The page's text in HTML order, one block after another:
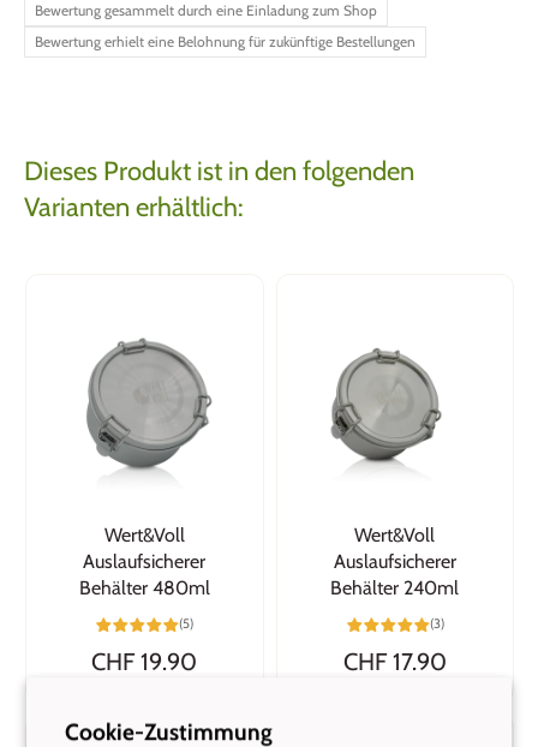
Cookie-Zustimmung
Bewertung gesammelt durch eine Einladung zum Shop
Bewertung erhielt eine Belohnung für zukünftige Bestellungen
Dieses Produkt ist in den folgenden
Varianten erhältlich:
Wert&Voll
Auslaufsicherer
Behälter 480ml
(5)
CHF 19.90
Wert&Voll
Auslaufsicherer
Behälter 240ml
(3)
CHF 17.90